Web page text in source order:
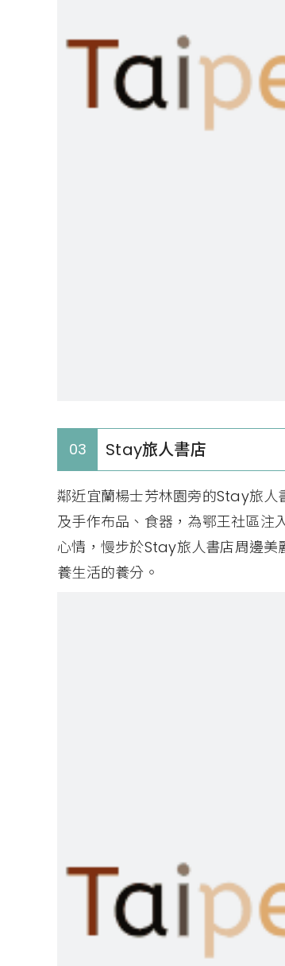
03 Stay旅人書店
鄰近宜蘭楊士芳林園旁的Stay旅人
及手作布品、食器，為鄂王社區注
心情，慢步於Stay旅人書店周邊美
養生活的養分。